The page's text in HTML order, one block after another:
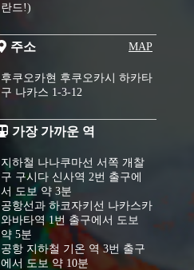
란드!)
주소
후쿠오카현 후쿠오카시 하카타
구 나카스 1-3-12
MAP
가장 가까운 역
지하철 나나쿠마선 서쪽 개찰
구 구시다 신사역 2번 출구에
서 도보 약 3분
공항선과 하코자키선 나카스카
와바타역 1번 출구에서 도보
약 5분
공항 지하철 기온 역 3번 출구
에서 도보 약 10분